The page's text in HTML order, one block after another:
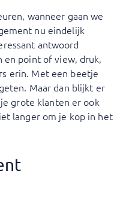
wanneer gaan we
nu eindelijk
antwoord
point of view, druk,
erin. Met een beetje
Maar dan blijkt er
grote klanten er ook
langer om je kop in het